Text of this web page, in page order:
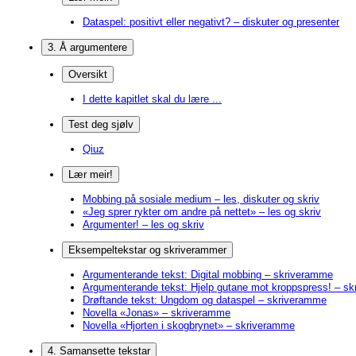
Dataspel: positivt eller negativt? – diskuter og presenter
3. Å argumentere
Oversikt
I dette kapitlet skal du lære ...
Test deg sjølv
Qiuz
Lær meir!
Mobbing på sosiale medium – les, diskuter og skriv
«Jeg sprer rykter om andre på nettet» – les og skriv
Argumenter! – les og skriv
Eksempeltekstar og skriverammer
Argumenterande tekst: Digital mobbing – skriveramme
Argumenterande tekst: Hjelp gutane mot kroppspress! –
Drøftande tekst: Ungdom og dataspel – skriveramme
Novella «Jonas» – skriveramme
Novella «Hjorten i skogbrynet» – skriveramme
4. Samansette tekstar